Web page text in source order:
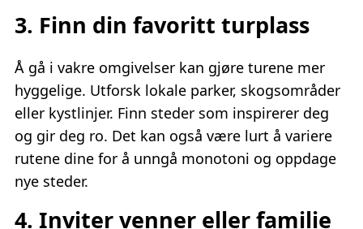
3. Finn din favoritt turplass
Å gå i vakre omgivelser kan gjøre turene mer
hyggelige. Utforsk lokale parker, skogsområder
eller kystlinjer. Finn steder som inspirerer deg
og gir deg ro. Det kan også være lurt å variere
rutene dine for å unngå monotoni og oppdage
nye steder.
4. Inviter venner eller familie